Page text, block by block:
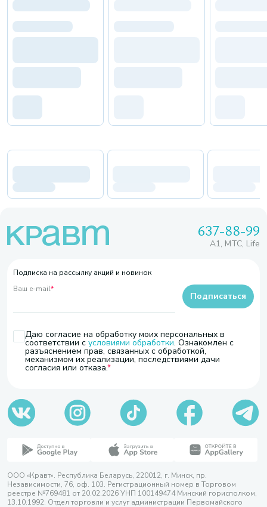
637-88-99
A1, МТС, Life
Подписка на рассылку акций и новинок
Ваш e-mail*
Даю согласие на обработку моих персональных в
соответствии с условиями обработки. Ознакомлен с
разъяснением прав, связанных с обработкой,
механизмом их реализации, последствиями дачи
согласия или отказа.
Подписаться
ООО «Кравт». Республика Беларусь, 220012, г. Минск, пр.
Независимости, 76, оф. 103. Регистрационный номер в Торговом
реестре №769481 от 20.02.2026 УНП 100149474 Минский горисполком,
13.10.1992. Отдел торговли и услуг администрации Первомайского